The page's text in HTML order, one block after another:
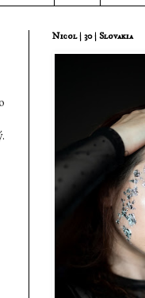
Nicol | 30 | Slovakia